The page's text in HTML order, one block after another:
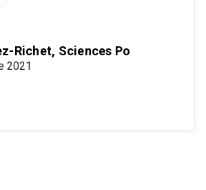
Richet, Sciences Po
2021